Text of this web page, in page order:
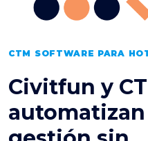
CTM SOFTWARE PARA
Civitfun y